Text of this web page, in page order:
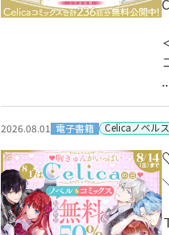
2026.08.01 電子書籍 Celicaノベルス